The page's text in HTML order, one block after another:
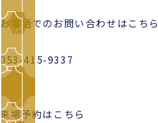
お電話でのお問い合わせはこちら
053-415-9337
来場予約はこちら